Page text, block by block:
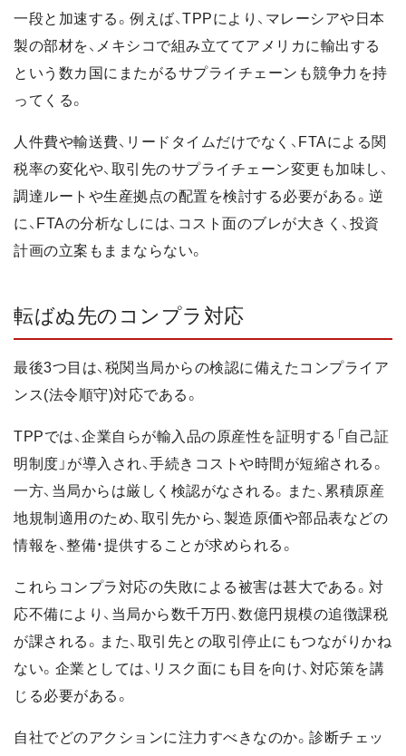
一段と加速する。例えば、TPPにより、マレーシアや日本
製の部材を、メキシコで組み立ててアメリカに輸出する
という数カ国にまたがるサプライチェーンも競争力を持
ってくる。
人件費や輸送費、リードタイムだけでなく、FTAによる関
税率の変化や、取引先のサプライチェーン変更も加味し、
調達ルートや生産拠点の配置を検討する必要がある。逆
に、FTAの分析なしには、コスト面のブレが大きく、投資
計画の立案もままならない。
転ばぬ先のコンプラ対応
最後3つ目は、税関当局からの検認に備えたコンプライア
ンス(法令順守)対応である。
TPPでは、企業自らが輸入品の原産性を証明する「自己証
明制度」が導入され、手続きコストや時間が短縮される。
一方、当局からは厳しく検認がなされる。また、累積原産
地規制適用のため、取引先から、製造原価や部品表などの
情報を、整備・提供することが求められる。
これらコンプラ対応の失敗による被害は甚大である。対
応不備により、当局から数千万円、数億円規模の追徴課税
が課される。また、取引先との取引停止にもつながりかね
ない。企業としては、リスク面にも目を向け、対応策を講
じる必要がある。
自社でどのアクションに注力すべきなのか。診断チェッ